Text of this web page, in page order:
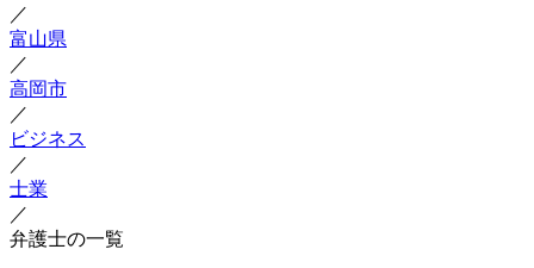
／
富山県
／
高岡市
／
ビジネス
／
士業
／
弁護士の一覧